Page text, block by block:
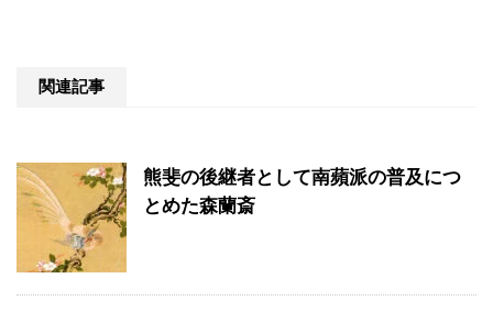
関連記事
熊斐の後継者として南蘋派の普及につ
とめた森蘭斎